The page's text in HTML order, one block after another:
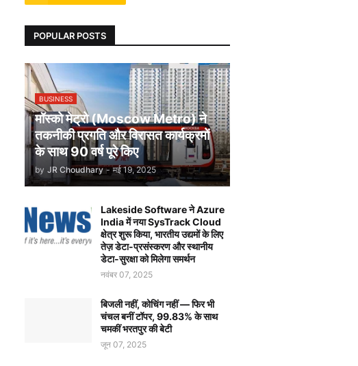
POPULAR POSTS
BUSINESS
मॉस्को मेट्रो (Moscow Metro) ने
तकनीकी प्रगति और विरासत कार्यक्रमों
के साथ 90 वर्ष पूरे किए
by JR Choudhary - मई 19, 2025
Lakeside Software ने Azure
India में नया SysTrack Cloud
क्षेत्र शुरू किया, भारतीय उद्यमों के लिए
तेज़ डेटा-प्रसंस्करण और स्थानीय
डेटा-सुरक्षा को मिलेगा समर्थन
नवंबर 07, 2025
बिजली नहीं, कोचिंग नहीं — फिर भी
चंचल बनीं टॉपर, 99.83% के साथ
चमकीं भरतपुर की बेटी
जून 07, 2025